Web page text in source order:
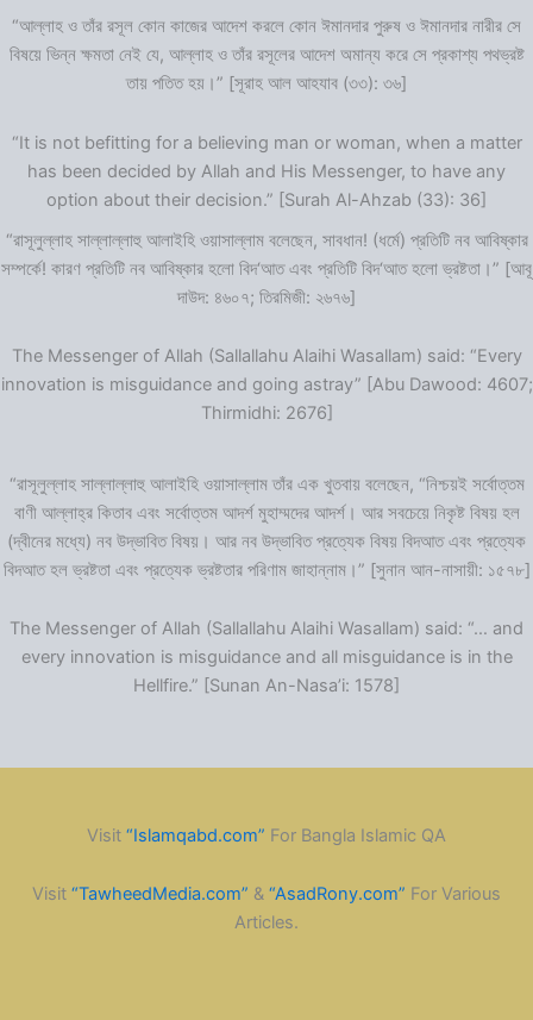
“আল্লাহ ও তাঁর রসূল কোন কাজের আদেশ করলে কোন ঈমানদার পুরুষ ও ঈমানদার নারীর সে
বিষয়ে ভিন্ন ক্ষমতা নেই যে, আল্লাহ ও তাঁর রসূলের আদেশ অমান্য করে সে প্রকাশ্য পথভ্রষ্ট
তায় পতিত হয়।” [সূরাহ আল আহযাব (৩৩): ৩৬]
“It is not befitting for a believing man or woman, when a matter
has been decided by Allah and His Messenger, to have any
option about their decision.” [Surah Al-Ahzab (33): 36]
“রাসূলুল্লাহ সাল্লাল্লাহু আলাইহি ওয়াসাল্লাম বলেছেন, সাবধান! (ধর্মে) প্রতিটি নব আবিষ্কার
সম্পর্কে! কারণ প্রতিটি নব আবিষ্কার হলো বিদ‘আত এবং প্রতিটি বিদ‘আত হলো ভ্রষ্টতা।” [আবূ
দাউদ: ৪৬০৭; তিরমিজী: ২৬৭৬]
The Messenger of Allah (Sallallahu Alaihi Wasallam) said: “Every
innovation is misguidance and going astray” [Abu Dawood: 4607;
Thirmidhi: 2676]
“রাসূলুল্লাহ সাল্লাল্লাহু আলাইহি ওয়াসাল্লাম তাঁর এক খুতবায় বলেছেন, “নিশ্চয়ই সর্বোত্তম
বাণী আল্লাহ্‌র কিতাব এবং সর্বোত্তম আদর্শ মুহাম্মদের আদর্শ। আর সবচেয়ে নিকৃষ্ট বিষয় হল
(দ্বীনের মধ্যে) নব উদ্ভাবিত বিষয়। আর নব উদ্ভাবিত প্রত্যেক বিষয় বিদআত এবং প্রত্যেক
বিদআত হল ভ্রষ্টতা এবং প্রত্যেক ভ্রষ্টতার পরিণাম জাহান্নাম।” [সুনান আন-নাসায়ী: ১৫৭৮]
The Messenger of Allah (Sallallahu Alaihi Wasallam) said: “… and
every innovation is misguidance and all misguidance is in the
Hellfire.” [Sunan An-Nasa’i: 1578]
Visit “Islamqabd.com” For Bangla Islamic QA
Visit “TawheedMedia.com” & “AsadRony.com” For Various
Articles.